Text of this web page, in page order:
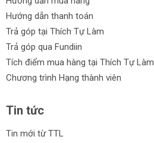
Hướng dẫn thanh toán
Trả góp tại Thích Tự Làm
Trả góp qua Fundiin
Tích điểm mua hàng tại Thích Tự Làm
Chương trình Hạng thành viên
Tin tức
Tin mới từ TTL